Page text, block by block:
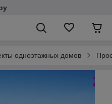
одноэтажных домов